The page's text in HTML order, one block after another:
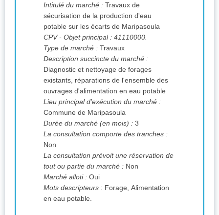
Intitulé du marché : Travaux de
sécurisation de la production d'eau
potable sur les écarts de Maripasoula
CPV- Objet principal : 41110000.
Type de marché : Travaux
Description succincte du marché :
Diagnostic et nettoyage de forages
existants, réparations de l'ensemble des
ouvrages d'alimentation en eau potable
Lieu principal d'exécution du marché :
Commune de Maripasoula
Durée du marché (en mois) : 3
La consultation comporte des tranches :
Non
La consultation prévoit une réservation de
tout ou partie du marché : Non
Marché alloti : Oui
Mots descripteurs : Forage, Alimentation
en eau potable.